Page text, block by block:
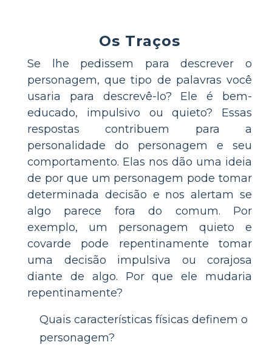
Os Traços
Se lhe pedissem para descrever o
personagem, que tipo de palavras você
usaria para descrevê-lo? Ele é bem-
educado, impulsivo ou quieto? Essas
respostas contribuem para a
personalidade do personagem e seu
comportamento. Elas nos dão uma ideia
de por que um personagem pode tomar
determinada decisão e nos alertam se
algo parece fora do comum. Por
exemplo, um personagem quieto e
covarde pode repentinamente tomar
uma decisão impulsiva ou corajosa
diante de algo. Por que ele mudaria
repentinamente?
Quais características físicas definem o
personagem?